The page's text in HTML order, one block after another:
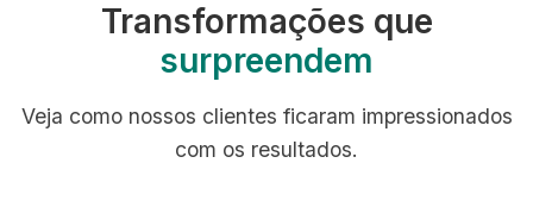
Transformações que
surpreendem
Veja como nossos clientes ficaram impressionados
com os resultados.